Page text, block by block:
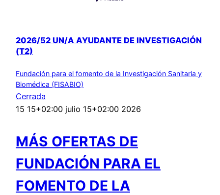
2026/52 UN/A AYUDANTE DE INVESTIGACIÓN
(T2)
Fundación para el fomento de la Investigación Sanitaria y
Biomédica (FISABIO)
Cerrada
15 15+02:00 julio 15+02:00 2026
MÁS OFERTAS DE
FUNDACIÓN PARA EL
FOMENTO DE LA